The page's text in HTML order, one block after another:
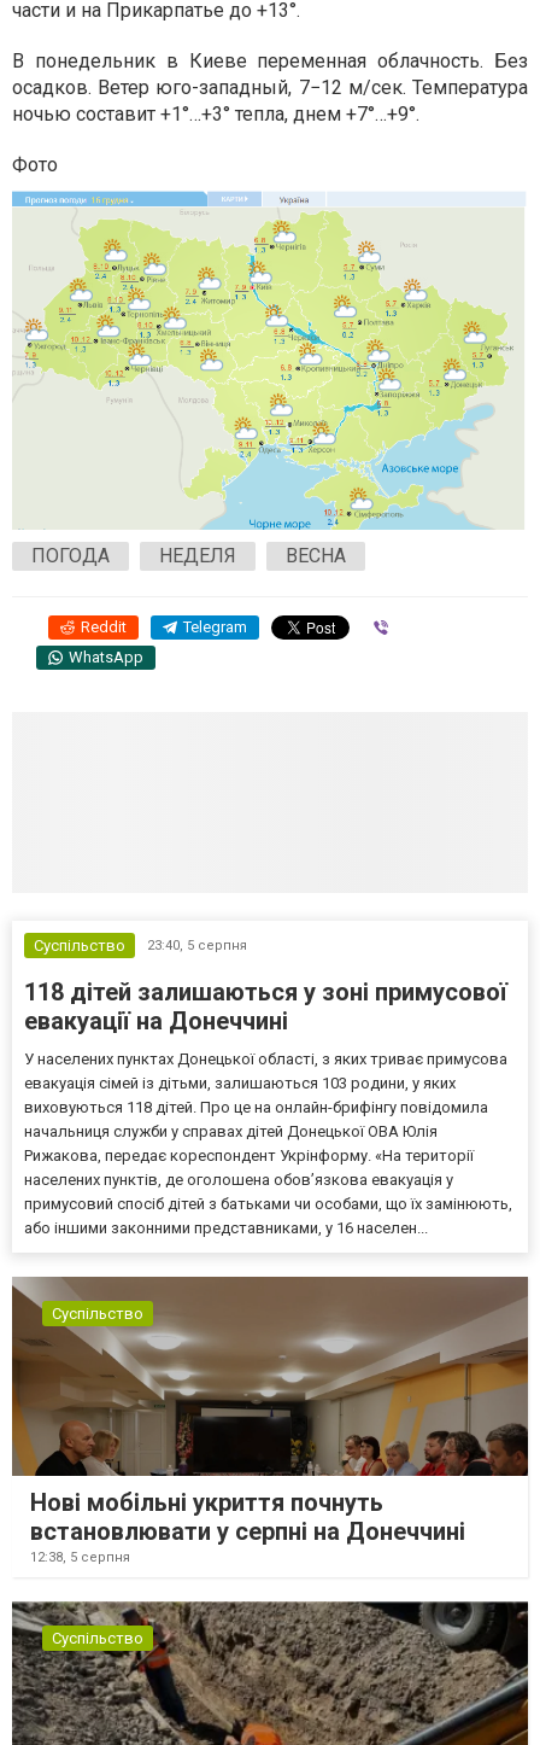
части и на Прикарпатье до +13°.
В понедельник в Киеве переменная облачность. Без
осадков. Ветер юго-западный, 7−12 м/сек. Температура
ночью составит +1°…+3° тепла, днем +7°…+9°.
Фото
ПОГОДА НЕДЕЛЯ ВЕСНА
Reddit Telegram
WhatsApp
Суспільство 23:40, 5 серпня
118 дітей залишаються у зоні примусової
евакуації на Донеччині
У населених пунктах Донецької області, з яких триває примусова
евакуація сімей із дітьми, залишаються 103 родини, у яких
виховуються 118 дітей. Про це на онлайн-брифінгу повідомила
начальниця служби у справах дітей Донецької ОВА Юлія
Рижакова, передає кореспондент Укрінформу. «На території
населених пунктів, де оголошена обов’язкова евакуація у
примусовий спосіб дітей з батьками чи особами, що їх замінюють,
або іншими законними представниками, у 16 населен...
Суспільство
Нові мобільні укриття почнуть
встановлювати у серпні на Донеччині
12:38, 5 серпня
Суспільство